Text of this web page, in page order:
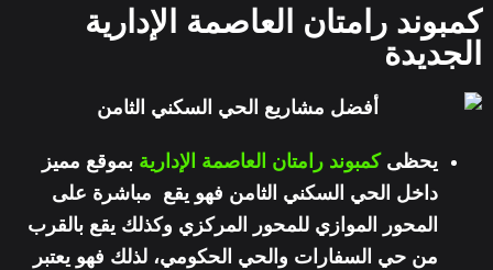
كمبوند رامتان العاصمة الإدارية
الجديدة
يحظىكمبوند رامتان العاصمة الإدارية بموقع مميز
داخل الحي السكني الثامن فهو يقع مباشرة على
المحور الموازي للمحور المركزي وكذلك يقع بالقرب
من حي السفارات والحي الحكومي، لذلك فهو يعتبر